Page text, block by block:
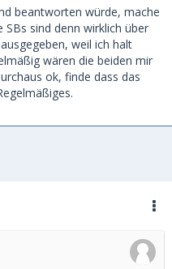
beantworten würde, mache
SBs sind denn wirklich über
weil ich halt
wären die beiden mir
ok, finde dass das